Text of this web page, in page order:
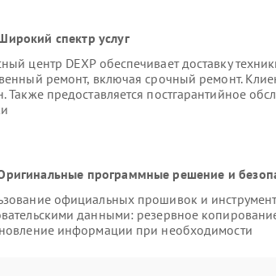
спектр услуг
центр DEXP обеспечивает доставку
ремонт, включая срочный ремонт.
Также предоставляется постгарантийное
программные решение и
официальных прошивок и
данными: резервное
информации при необходимости